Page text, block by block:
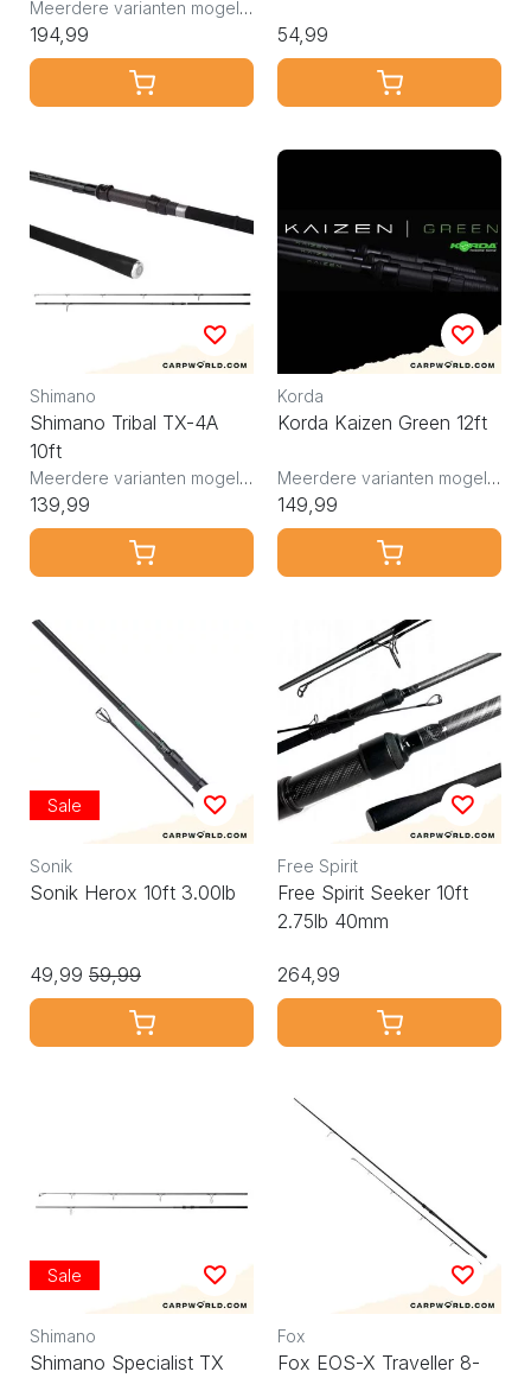
Meerdere varianten mogelijk
194,99 54,99
Shimano
Shimano Tribal TX-4A
10ft
Meerdere varianten mogelijk
139,99
Korda
Korda Kaizen Green 12ft
Meerdere varianten mogelijk
149,99
Sale
Sonik
Sonik Herox 10ft 3.00lb
49,99 59,99
Free Spirit
Free Spirit Seeker 10ft
2.75lb 40mm
264,99
Sale
Shimano
Shimano Specialist TX
Fox
Fox EOS-X Traveller 8-